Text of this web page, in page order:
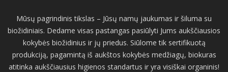
Mūsų pagrindinis tikslas – Jūsų namų jaukumas ir šiluma su
biožidiniais. Dedame visas pastangas pasiūlyti Jums aukščiausios
kokybės biožidinius ir jų priedus. Siūlome tik sertifikuotą
produkciją, pagamintą iš aukštos kokybės medžiagų, biokuras
atitinka aukščiausius higienos standartus ir yra visiškai organinis!